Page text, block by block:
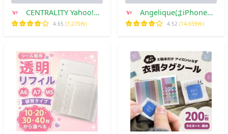
CENTRALITY Yahoo!シ
ョッピング店
4.65 (7,270件)
AngeliqueはiPhone・
スマホケース
4.52 (14,659件)